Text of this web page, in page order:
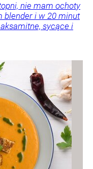
nie mam ochoty
blender i w 20 minut
sycące i